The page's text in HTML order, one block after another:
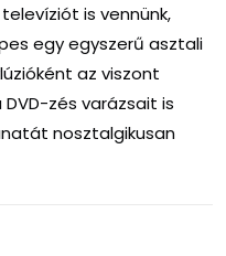
is vennünk,
egy egyszerű asztali
az viszont
zés varázsait is
nosztalgikusan